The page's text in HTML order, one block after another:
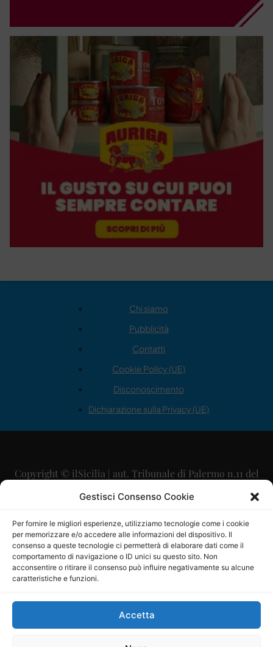
Gestisci Consenso Cookie
Per fornire le migliori esperienze, utilizziamo tecnologie come i cookie
per memorizzare e/o accedere alle informazioni del dispositivo. Il
consenso a queste tecnologie ci permetterà di elaborare dati come il
comportamento di navigazione o ID unici su questo sito. Non
acconsentire o ritirare il consenso può influire negativamente su alcune
caratteristiche e funzioni.
Accetta
Chi siamo
Pubblicità
Contatti
Cookie Policy (UE)
Disconoscimento
Dichiarazione sulla Privacy (UE)
Copyright © ilSicilia | aut. Tribunale di Palermo n.11 del
29/09/2015
Direttore Editoriale: Maurizio Scaglione
Direttore Responsabile: Maria Calabrese
P.IVA: 06334930820
Mercurio Comunicazione Società Cooperativa a r.l. è
iscritta al Registro degli Operatori di Comunicazione al